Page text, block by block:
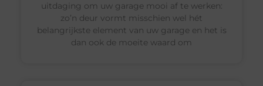
uitdaging om uw garage mooi af te werken:
zo’n deur vormt misschien wel hét
belangrijkste element van uw garage en het is
dan ook de moeite waard om